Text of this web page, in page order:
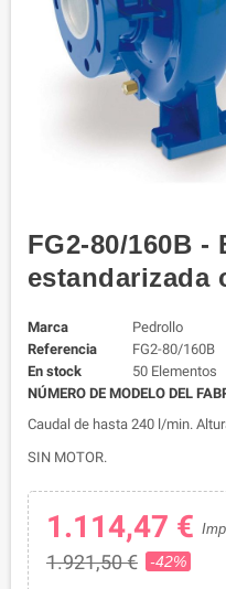
FG2-80/160B
estandarizada
Marca
Pedrollo
Referencia
FG2-80/160B
En stock
50 Elementos
NÚMERO DE MODELO DEL
Caudal de hasta 240 l/min.
SIN MOTOR.
1.114,47 €
1.921,50 € -42%